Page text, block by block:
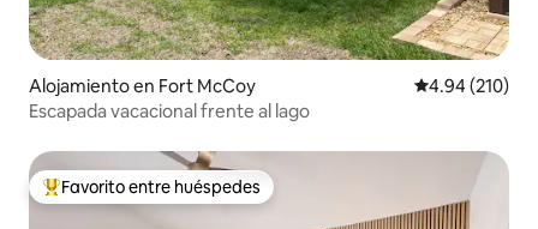
Alojamiento en Fort McCoy Calificación
4.94 (210)
Escapada vacacional frente al lago
Favorito entre huéspedes preferido
Favorito entre huéspedes